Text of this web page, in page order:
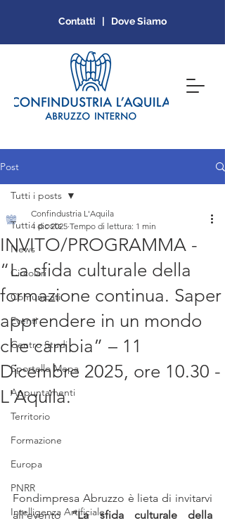
Contatti | Dove Siamo
Post
Tutti i posts
News
Circolari
Comunicati
Eventi
Centro Studi
Sportello Mepa
Appuntamenti
Territorio
Formazione
Europa
PNRR
Intelligenza Artificiale
Tutti i posts
INVITO/PROGRAMMA -
“La sfida culturale della
formazione continua. Saper
apprendere in un mondo
che cambia” – 11
Dicembre 2025, ore 10.30 -
L'Aquila.
Confindustria L'Aquila
4 dic 2025 Tempo di lettura: 1 min
Fondimpresa Abruzzo è lieta di invitarvi
all’evento “La sfida culturale della